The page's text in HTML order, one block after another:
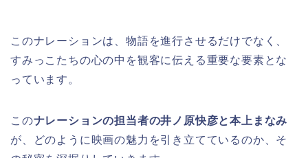
このナレーションは、物語を進行させるだけでなく、
すみっこたちの心の中を観客に伝える重要な要素とな
っています。
このナレーションの担当者の井ノ原快彦と本上まなみ
が、どのように映画の魅力を引き立てているのか、そ